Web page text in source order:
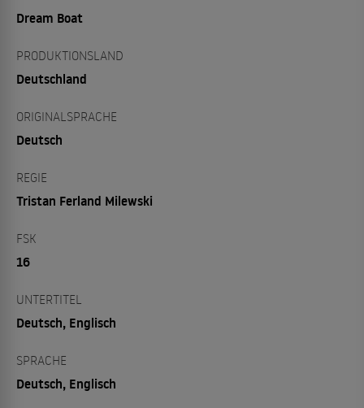
Dream Boat
PRODUKTIONSLAND
Deutschland
ORIGINALSPRACHE
Deutsch
REGIE
Tristan Ferland Milewski
FSK
16
UNTERTITEL
Deutsch, Englisch
SPRACHE
Deutsch, Englisch